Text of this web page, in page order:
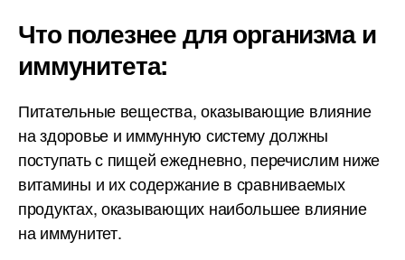
Что полезнее для организма и
иммунитета:
Питательные вещества, оказывающие влияние
на здоровье и иммунную систему должны
поступать с пищей ежедневно, перечислим ниже
витамины и их содержание в сравниваемых
продуктах, оказывающих наибольшее влияние
на иммунитет.